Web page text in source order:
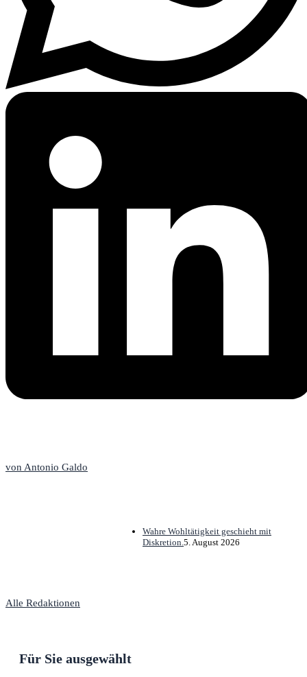
von Antonio Galdo
Wahre Wohltätigkeit geschieht mit
Diskretion. 5. August 2026
Alle Redaktionen
Für Sie ausgewählt